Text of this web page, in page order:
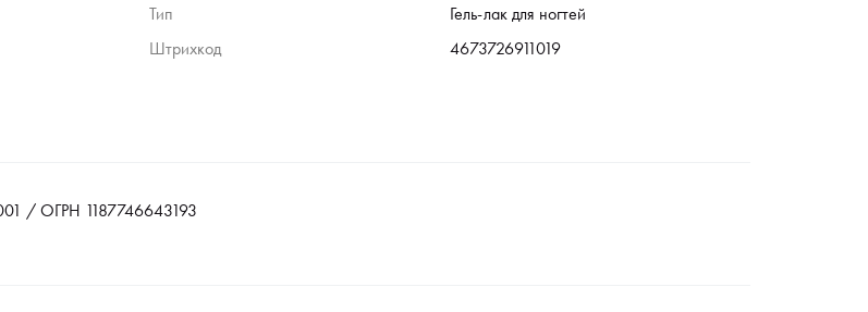
Тип
Гель-лак для ногтей
Штрихкод
4673726911019
/ ОГРН 1187746643193